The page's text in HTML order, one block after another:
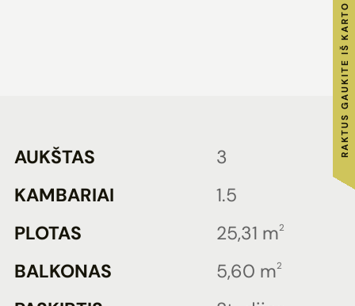
AUKŠTAS
3
KAMBARIAI
1.5
PLOTAS
25,31 m2
BALKONAS 5,60 m2
RAKTUS GAUKITE IŠ KARTO